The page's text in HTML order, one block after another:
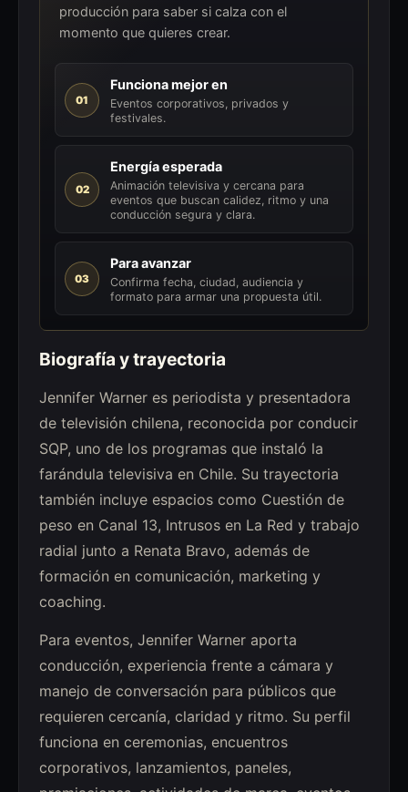
producción para saber si calza con el
momento que quieres crear.
01
Funciona mejor en
Eventos corporativos, privados y
festivales.
02
Energía esperada
Animación televisiva y cercana para
eventos que buscan calidez, ritmo y una
conducción segura y clara.
03
Para avanzar
Confirma fecha, ciudad, audiencia y
formato para armar una propuesta útil.
Biografía y trayectoria
Jennifer Warner es periodista y presentadora
de televisión chilena, reconocida por conducir
SQP, uno de los programas que instaló la
farándula televisiva en Chile. Su trayectoria
también incluye espacios como Cuestión de
peso en Canal 13, Intrusos en La Red y trabajo
radial junto a Renata Bravo, además de
formación en comunicación, marketing y
coaching.
Para eventos, Jennifer Warner aporta
conducción, experiencia frente a cámara y
manejo de conversación para públicos que
requieren cercanía, claridad y ritmo. Su perfil
funciona en ceremonias, encuentros
corporativos, lanzamientos, paneles,